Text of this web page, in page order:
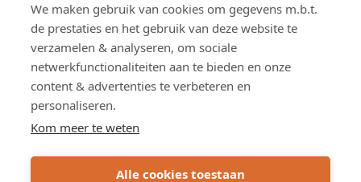
We maken gebruik van cookies om gegevens m.b.t.
de prestaties en het gebruik van deze website te
verzamelen & analyseren, om sociale
netwerkfunctionaliteiten aan te bieden en onze
content & advertenties te verbeteren en
personaliseren.
Kom meer te weten
Alle cookies toestaan